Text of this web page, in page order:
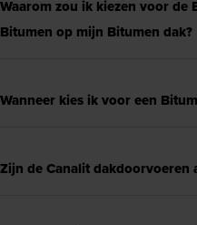
Waarom zou ik kiezen voor de
Bitumen op mijn Bitumen dak?
Wanneer kies ik voor een
Zijn de Canalit dakdoorvoeren